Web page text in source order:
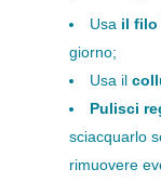
Usa il filo
giorno;
Usa il
Pulisci
sciacquarlo
rimuovere